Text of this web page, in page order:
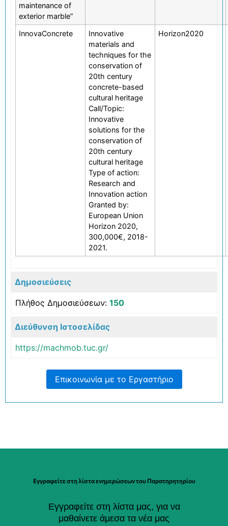
maintenance of
exterior marble”
InnovaConcrete
Innovative
materials and
techniques for the
conservation of
20th century
concrete-based
cultural heritage
Call/Topic:
Innovative
solutions for the
conservation of
20th century
cultural heritage
Type of action:
Research and
Innovation action
Granted by:
European Union
Horizon 2020,
300,000€, 2018-
2021.
Horizon2020
Δημοσιεύσεις
Πλήθος Δημοσιεύσεων: 150
Διεύθυνση Ιστοσελίδας
https://machmob.tuc.gr/
Επικοινωνία με το Εργαστήριο
Εγγραφείτε στη λίστα ενημερώσεων του Παρατηρητηρίου
Εγγραφείτε στη λίστα μας, για να
μαθαίνετε άμεσα τα νέα μας